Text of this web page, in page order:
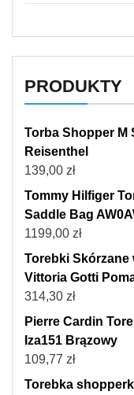
PRODUKTY
Torba Shopper M
Reisenthel
139,00 zł
Tommy Hilfiger
Saddle Bag
1199,00 zł
Torebki Skórzane
Vittoria Gotti
314,30 zł
Pierre Cardin
Iza151 Brązowy
109,77 zł
Torebka